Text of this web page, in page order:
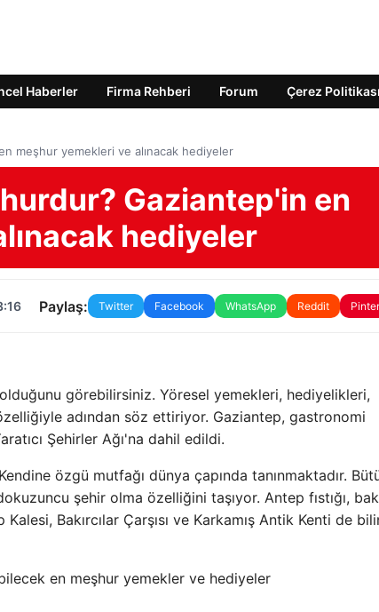
Haberler Firma Rehberi Forum Çerez Politikası
meşhur yemekleri ve alınacak hediyeler
Gaziantep'in en
hediyeler
Paylaş: Twitter Facebook WhatsApp Reddit
görebilirsiniz. Yöresel yemekleri, hediyelikleri,
adından söz ettiriyor. Gaziantep, gastronomi
Şehirler Ağı'na dahil edildi.
özgü mutfağı dünya çapında tanınmaktadır.
şehir olma özelliğini taşıyor. Antep fıstığı,
Bakırcılar Çarşısı ve Karkamış Antik Kenti de